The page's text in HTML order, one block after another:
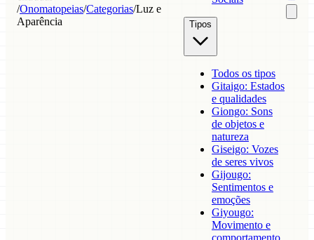
/Onomatopeias/Categorias/Luz e
Aparência
Tipos
Todos os tipos
Gitaigo: Estados
e qualidades
Giongo: Sons
de objetos e
natureza
Giseigo: Vozes
de seres vivos
Gijougo:
Sentimentos e
emoções
Giyougo:
Movimento e
comportamento